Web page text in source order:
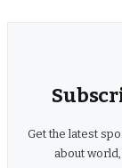
Get the latest
about